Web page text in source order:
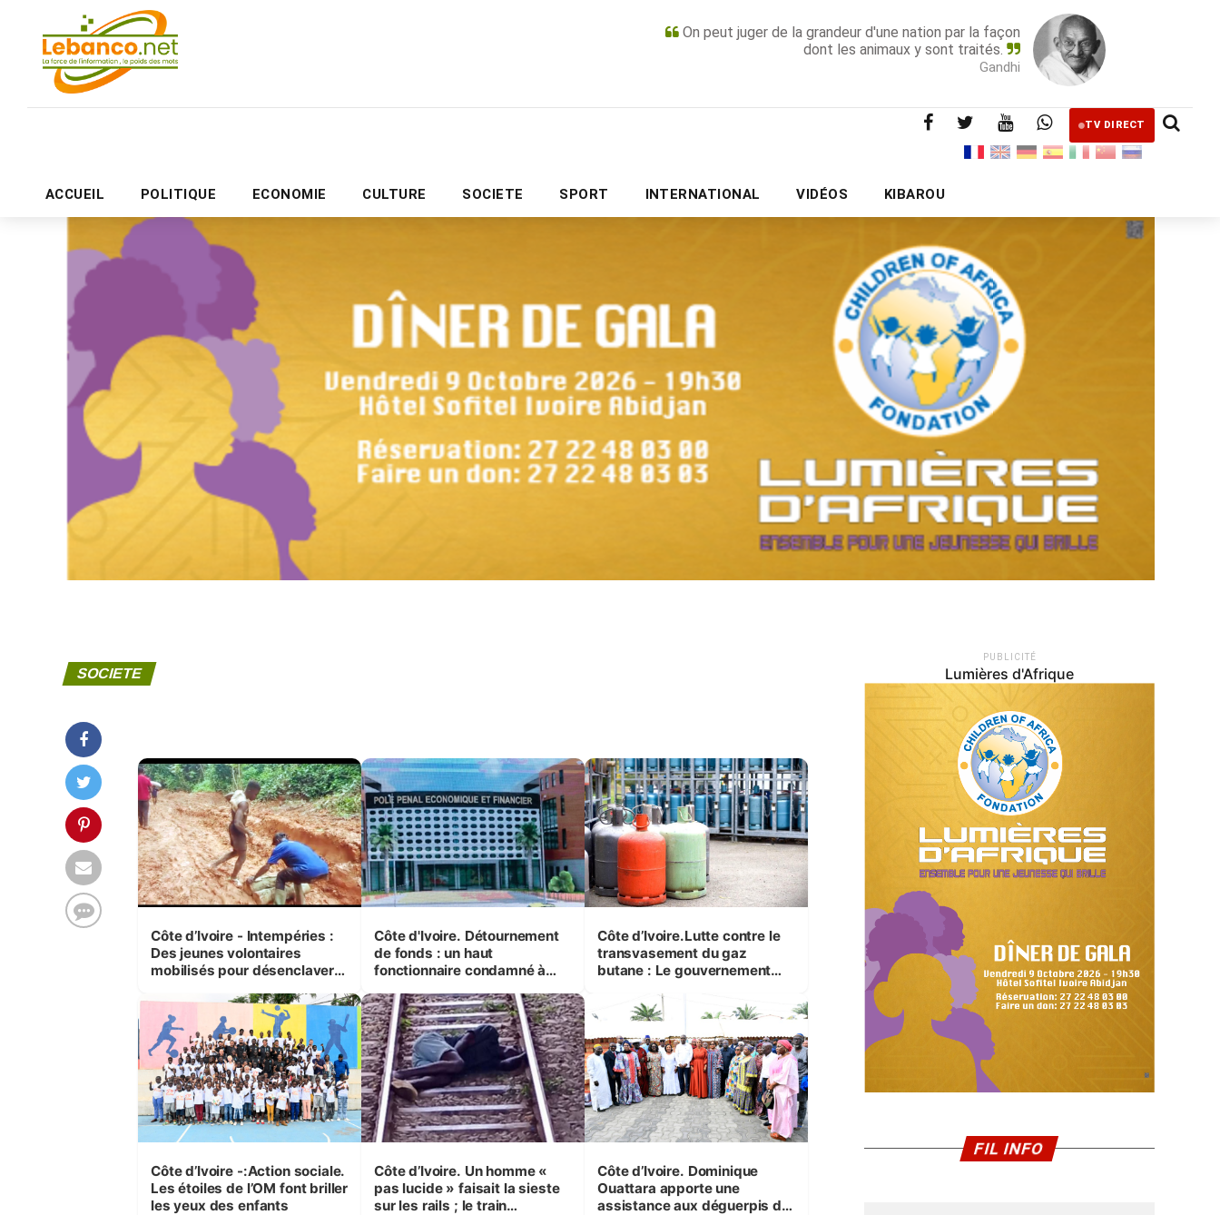
On peut juger de la grandeur d'une nation par la façon
dont les animaux y sont traités.
Gandhi
TV DIRECT
ACCUEIL POLITIQUE ECONOMIE CULTURE SOCIETE SPORT INTERNATIONAL VIDÉOS KIBAROU
PUBLICITÉ
SOCIETE
Côte d’Ivoire - Intempéries :
Des jeunes volontaires
mobilisés pour désenclaver
Côte d'Ivoire. Détournement
de fonds : un haut
fonctionnaire condamné à
Côte d’Ivoire.Lutte contre le
transvasement du gaz
butane : Le gouvernement
territoire national
Côte d’Ivoire -:Action sociale.
Les étoiles de l’OM font briller
les yeux des enfants
Côte d’Ivoire. Un homme «
pas lucide » faisait la sieste
sur les rails ; le train
Côte d’Ivoire. Dominique
Ouattara apporte une
assistance aux déguerpis de
PUBLICITÉ
Lumières d'Afrique
FIL INFO